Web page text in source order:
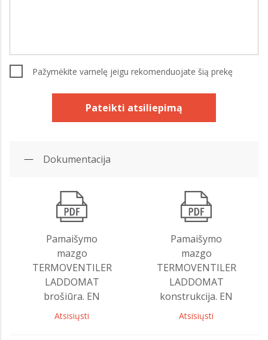
Pažymėkite varnelę jeigu rekomenduojate šią prekę
Pateikti atsiliepimą
Dokumentacija
Pamaišymo
mazgo
TERMOVENTILER
LADDOMAT
brošiūra. EN
Atsisiųsti
Pamaišymo
mazgo
TERMOVENTILER
LADDOMAT
konstrukcija. EN
Atsisiųsti